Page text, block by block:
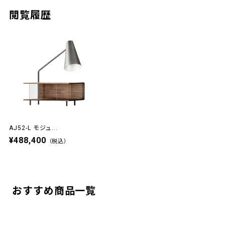
閲覧履歴
AJ52-L モジュ...
¥488,400 （税込）
おすすめ商品一覧